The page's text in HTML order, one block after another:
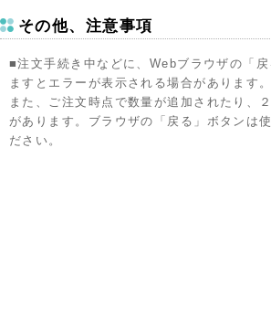
その他、注意事項
■注文手続き中などに、Webブラウザの「
ますとエラーが表示される場合があります。
また、ご注文時点で数量が追加されたり、
があります。ブラウザの「戻る」ボタンは
ださい。